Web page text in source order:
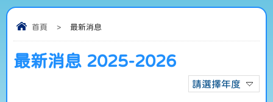
首頁 > 最新消息
最新消息 2025-2026
請選擇年度